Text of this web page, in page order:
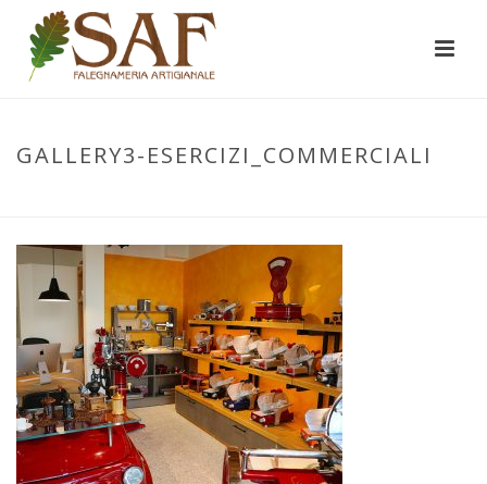
GALLERY3-ESERCIZI_COMMERCIALI